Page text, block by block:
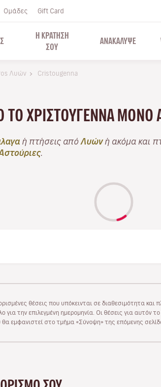
Ομάδες Gift Card
Η ΚΡΑΤΗΣΗ
ΣΟΥ
ΑΝΑΚΑΛΥΨΕ
Λυών Cristougenna
ΤΟ ΧΡΙΣΤΟΎΓΕΝΝΑ ΜΌΝΟ
ή πτήσεις από Λυώνή ακόμα και
θέσεις που υπόκεινται σε διαθεσιμότητα
για την επιλεγμένη ημερομηνία. Οι θέσεις για αυτόν
θα εμφανιστεί στο τμήμα «Σύνοψη» της επόμενης